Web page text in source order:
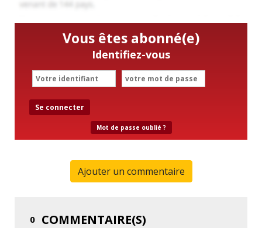
Vous êtes abonné(e)
Identifiez-vous
Se connecter
Mot de passe oublié ?
Ajouter un commentaire
0 COMMENTAIRE(S)